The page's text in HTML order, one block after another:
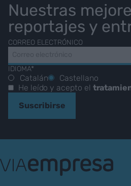
Nuestras
reportajes y
CORREO ELECTRÓNICO
IDIOMA*
Catalán
Castellano
He leído y acepto el
Suscribirse